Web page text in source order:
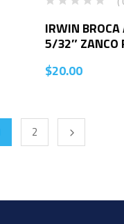
IRWIN BROCA
5/32″ ZANCO
$20.00
2